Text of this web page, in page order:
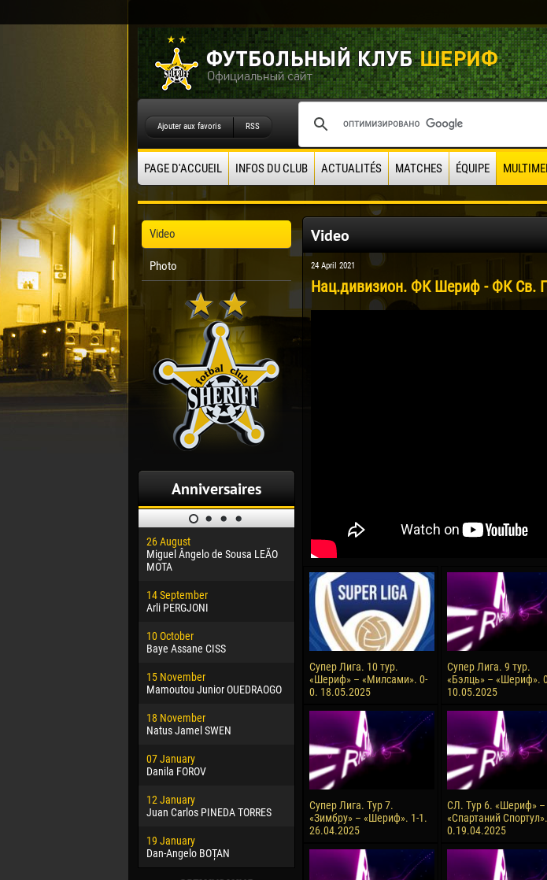
Ajouter aux favoris RSS
PAGE D'ACCUEIL INFOS DU CLUB ACTUALITÉS MATCHES ÉQUIPE
Video
Photo
Anniversaires
26 August
Miguel Ângelo de Sousa LEÃO
MOTA
14 September
Arli PERGJONI
10 October
Baye Assane CISS
15 November
Mamoutou Junior OUEDRAOGO
18 November
Natus Jamel SWEN
07 January
Danila FOROV
12 January
Juan Carlos PINEDA TORRES
19 January
Dan-Angelo BOȚAN
30 January
Dhoraso Moreo KLAS
24 February
Vladislav COSTIN
02 March
Veaceslav COZMA
09 March
Emmanuel AFETSE
Jayder Moreno ASPRILLA
22 March
Samba KONÉ
26 March
Vitor Hugo Morais de OLIVEIRA
28 March
04 May
13 May
Renat JOSAN
15 June
Konan Jaures-Ulrich
24 June
Victor CIUMAȘU
Soumaila
10 July
Bourama FOMBA
15 July
Ivan DYULGEROV
17 July
Video
24 April 2021
Нац.дивизион. ФК Шериф - ФК Св.
Супер Лига. 10 тур.
«Шериф» – «Милсами». 0-
0. 18.05.2025
Супер Лига. 9 тур.
«Бэлць» – «Шериф».
10.05.2025
Супер Лига. Тур 7.
«Зимбру» – «Шериф». 1-1.
26.04.2025
СЛ. Тур 6. «Шериф» –
«Спартаний
0.19.04.2025